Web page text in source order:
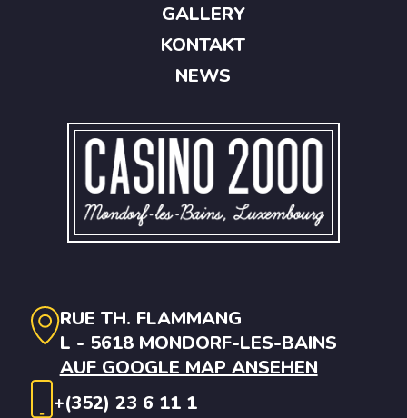
RUE TH. FLAMMANG
L - 5618 MONDORF-LES-BAINS
AUF GOOGLE MAP ANSEHEN
+(352) 23 6 11 1
GALLERY
KONTAKT
NEWS